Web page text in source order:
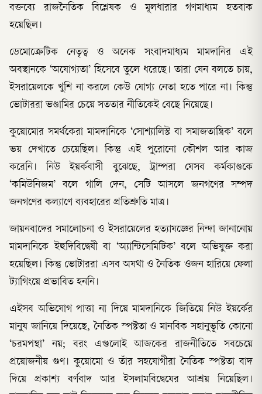
বক্তব্যে রাজনৈতিক বিশ্লেষক ও মূলধারার গণমাধ্যম হতবাক
হয়েছিল।
ডেমোক্রেটিক নেতৃত্ব ও অনেক সংবাদমাধ্যম মামদানির এই
অবস্থানকে ‘অযোগ্যতা’ হিসেবে তুলে ধরেছে। তারা যেন বলতে চায়,
ইসরায়েলকে খুশি না করলে কেউ যোগ্য নেতা হতে পারে না। কিন্তু
ভোটাররা ভণ্ডামির চেয়ে সততার নীতিকেই বেছে নিয়েছে।
কুয়োমোর সমর্থকেরা মামদানিকে ‘সোশ্যালিস্ট বা সমাজতান্ত্রিক’ বলে
ভয় দেখাতে চেয়েছিল। কিন্তু এই পুরোনো কৌশল আর কাজ
করেনি। নিউ ইয়র্কবাসী বুঝেছে, ট্রাম্পরা যেসব কর্মকাণ্ডকে
‘কমিউনিজম’ বলে গালি দেন, সেটি আসলে জনগণের সম্পদ
জনগণের কল্যাণে ব্যবহারের প্রতিশ্রুতি মাত্র।
জায়নবাদের সমালোচনা ও ইসরায়েলের হত্যাযজ্ঞের নিন্দা জানানোয়
মামদানিকে ইহুদিবিদ্বেষী বা ‘অ্যান্টিসেমিটিক’ বলে অভিযুক্ত করা
হয়েছিল। কিন্তু ভোটাররা এসব অযথা ও নৈতিক ওজন হারিয়ে ফেলা
ট্যাগিংয়ে প্রভাবিত হননি।
এইসব অভিযোগ পাত্তা না দিয়ে মামদানিকে জিতিয়ে নিউ ইয়র্কের
মানুষ জানিয়ে দিয়েছে, নৈতিক স্পষ্টতা ও মানবিক সহানুভূতি কোনো
‘চরমপন্থা’ নয়; বরং এগুলোই আজকের রাজনীতিতে সবচেয়ে
প্রয়োজনীয় গুণ। কুয়োমো ও তাঁর সহযোগীরা নৈতিক স্পষ্টতা বাদ
দিয়ে প্রকাশ্য বর্ণবাদ আর ইসলামবিদ্বেষের আশ্রয় নিয়েছিল।